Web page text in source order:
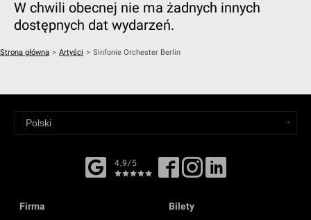
W chwili obecnej nie ma żadnych innych
dostępnych dat wydarzeń.
Strona główna > Artyści > Sinfonie Orchester Berlin
4,9/5
Firma Bilety